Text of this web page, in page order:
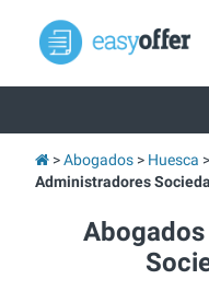
Abogados Huesca
Administradores